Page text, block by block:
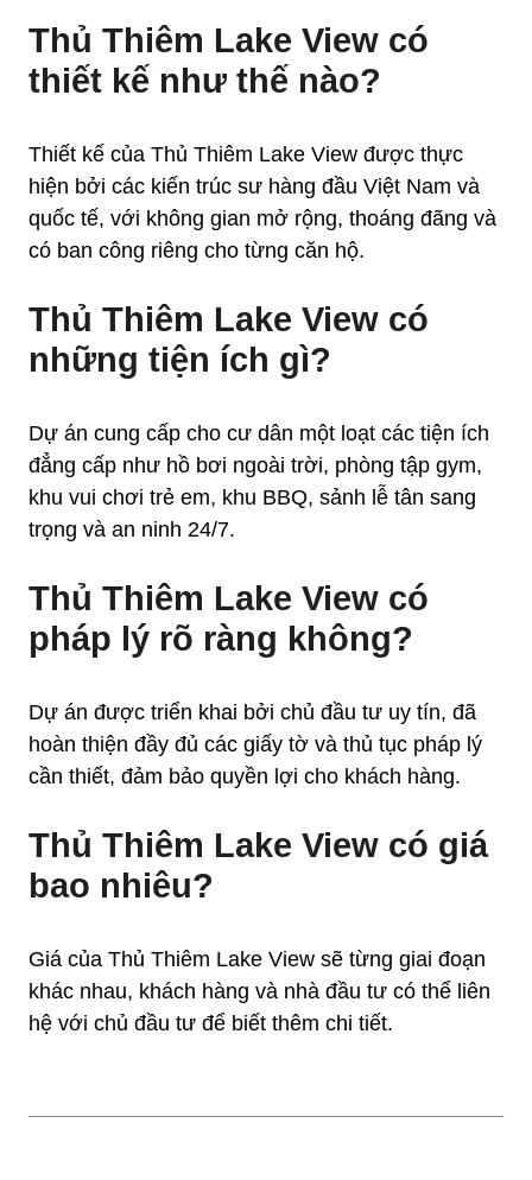
Thủ Thiêm Lake View có
thiết kế như thế nào?
Thiết kế của Thủ Thiêm Lake View được thực
hiện bởi các kiến trúc sư hàng đầu Việt Nam và
quốc tế, với không gian mở rộng, thoáng đãng và
có ban công riêng cho từng căn hộ.
Thủ Thiêm Lake View có
những tiện ích gì?
Dự án cung cấp cho cư dân một loạt các tiện ích
đẳng cấp như hồ bơi ngoài trời, phòng tập gym,
khu vui chơi trẻ em, khu BBQ, sảnh lễ tân sang
trọng và an ninh 24/7.
Thủ Thiêm Lake View có
pháp lý rõ ràng không?
Dự án được triển khai bởi chủ đầu tư uy tín, đã
hoàn thiện đầy đủ các giấy tờ và thủ tục pháp lý
cần thiết, đảm bảo quyền lợi cho khách hàng.
Thủ Thiêm Lake View có giá
bao nhiêu?
Giá của Thủ Thiêm Lake View sẽ từng giai đoạn
khác nhau, khách hàng và nhà đầu tư có thể liên
hệ với chủ đầu tư để biết thêm chi tiết.